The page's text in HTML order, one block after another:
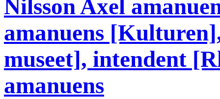
Nilsson Axel
amanuens
museet], intendent
amanuens